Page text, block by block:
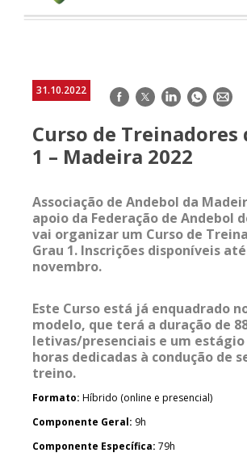
31.10.2022 Facebook
TwitterLinkedInWhatsApp
E-
Curso de Treinadores
1 – Madeira 2022
Associação de Andebol da
apoio da Federação de Andebol
vai organizar um Curso de
Grau 1. Inscrições disponíveis
novembro.
Este Curso está já enquadrado
modelo, que terá a duração de
letivas/presenciais e um estágio
horas dedicadas à condução de
treino.
Formato: Híbrido (online e presencial)
Componente Geral: 9h
Componente Específica: 79h